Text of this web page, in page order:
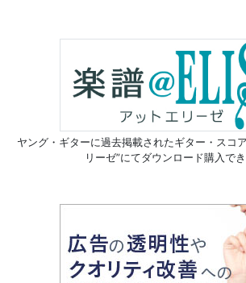
ヤング・ギターに過去掲載されたギター・スコア
リーゼ”にてダウンロード購入でき